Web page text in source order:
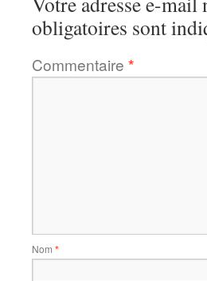
obligatoires sont
Commentaire *
Nom *